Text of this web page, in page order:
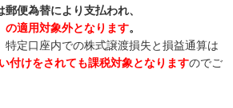
便為替により支払われ、
の適用対象外となります。
特定口座内での株式譲渡損失と損益通算は
付けをされても課税対象となりますのでご